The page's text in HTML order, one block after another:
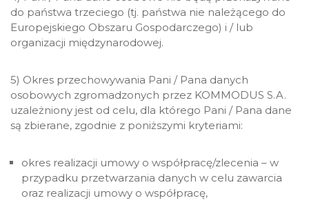
do państwa trzeciego (tj. państwa nie należącego do
Europejskiego Obszaru Gospodarczego) i / lub
organizacji międzynarodowej.
5) Okres przechowywania Pani / Pana danych
osobowych zgromadzonych przez KOMMODUS S.A.
uzależniony jest od celu, dla którego Pani / Pana dane
są zbierane, zgodnie z poniższymi kryteriami:
okres realizacji umowy o współpracę/zlecenia – w
przypadku przetwarzania danych w celu zawarcia
oraz realizacji umowy o współpracę,